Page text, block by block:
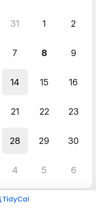
31 1 2
7 8 9
14 15 16
21 22 23
28 29 30
4 5 6